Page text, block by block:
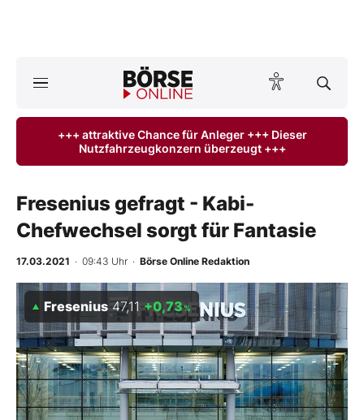
ktuelle Ausgabe BÖRSE ONLINE lesen
Anlageprodukte
Finanz-Check
BO-Musterdepots
Experten
Mein B:O
+++ attraktive Chance für Anleger +++ Dieser
Nutzfahrzeugkonzern überzeugt +++
Fresenius gefragt - Kabi-
Chefwechsel sorgt für Fantasie
17.03.2021 · 09:43 Uhr · Börse Online Redaktion
Fresenius 47,11 +0,73%